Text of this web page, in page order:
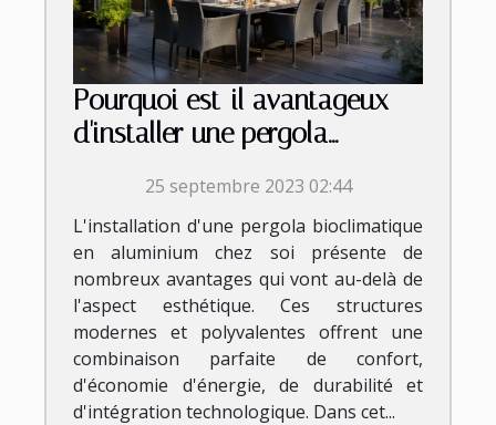
Pourquoi est-il avantageux
d'installer une pergola
25 septembre 2023 02:44
L'installation d'une pergola bioclimatique
en aluminium chez soi présente de
nombreux avantages qui vont au-delà de
l'aspect esthétique. Ces structures
modernes et polyvalentes offrent une
combinaison parfaite de confort,
d'économie d'énergie, de durabilité et
d'intégration technologique. Dans cet...